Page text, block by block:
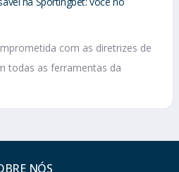
com as diretrizes de
todas as ferramentas da
NÓS